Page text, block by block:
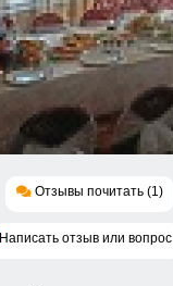
Отзывы почитать (1)
Написать отзыв или вопрос